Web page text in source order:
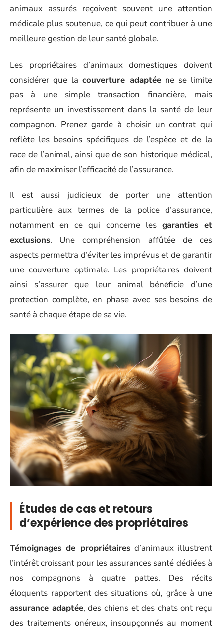
animaux assurés reçoivent souvent une attention
médicale plus soutenue, ce qui peut contribuer à une
meilleure gestion de leur santé globale.
Les propriétaires d’animaux domestiques doivent
considérer que lacouverture adaptéene se limite
pas à une simple transaction financière, mais
représente un investissement dans la santé de leur
compagnon. Prenez garde à choisir un contrat qui
reflète les besoins spécifiques de l’espèce et de la
race de l’animal, ainsi que de son historique médical,
afin de maximiser l’efficacité de l’assurance.
Il est aussi judicieux de porter une attention
particulière aux termes de la police d’assurance,
notamment en ce qui concerne les garanties et
exclusions. Une compréhension affûtée de ces
aspects permettra d’éviter les imprévus et de garantir
une couverture optimale. Les propriétaires doivent
ainsi s’assurer que leur animal bénéficie d’une
protection complète, en phase avec ses besoins de
santé à chaque étape de sa vie.
Études de cas et retours
d’expérience des propriétaires
Témoignages de propriétairesd’animaux illustrent
l’intérêt croissant pour les assurances santé dédiées à
nos compagnons à quatre pattes. Des récits
éloquents rapportent des situations où, grâce à une
assurance adaptée, des chiens et des chats ont reçu
des traitements onéreux, insoupçonnés au moment